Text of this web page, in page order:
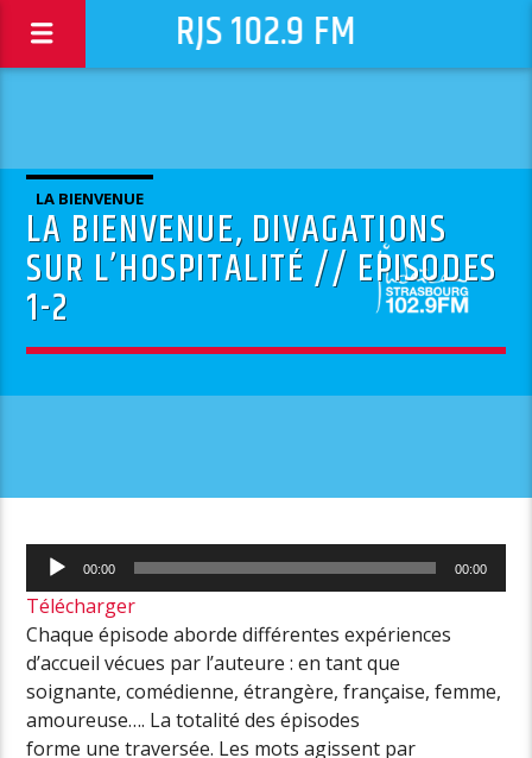
RJS 102.9 FM
LA BIENVENUE
LA BIENVENUE, DIVAGATIONS
SUR L’HOSPITALITÉ // EPISODES
1-2
Lecteur
audio
00:00 00:00
Télécharger
Chaque épisode aborde différentes expériences
d’accueil vécues par l’auteure : en tant que
soignante, comédienne, étrangère, française, femme,
amoureuse…. La totalité des épisodes
forme une traversée. Les mots agissent par